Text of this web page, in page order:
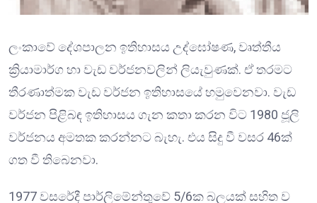
ලංකාවේ දේශපාලන ඉතිහාසය උද්ඝෝෂණ, වෘත්තීය
ක්‍රියාමාර්ග හා වැඩ වර්ජනවලින් ලියැවුණක්. ඒ තරමට
තීරණාත්මක වැඩ වර්ජන ඉතිහාසයේ හමුවෙනවා. වැඩ
වර්ජන පිළිබඳ ඉතිහාසය ගැන කතා කරන විට 1980 ජූලි
වර්ජනය අමතක කරන්නට බැහැ. එය සිදු වී වසර 46ක්
ගත වී තිබෙනවා.
1977 වසරේදී පාර්ලිමේන්තුවේ 5/6ක බලයක් සහිත ව